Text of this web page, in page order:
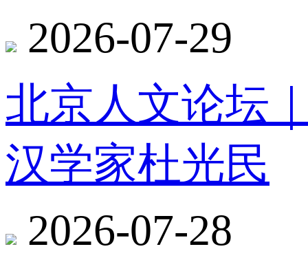
2026-07-29
北京人文论坛
汉学家杜光民
2026-07-28